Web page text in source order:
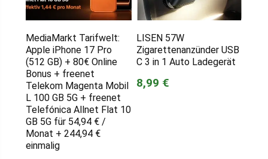
MediaMarkt Tarifwelt:
Apple iPhone 17 Pro
(512 GB) + 80€ Online
Bonus + freenet
Telekom Magenta Mobil
L 100 GB 5G + freenet
Telefónica Allnet Flat 10
GB 5G für 54,94 € /
Monat + 244,94 €
einmalig
LISEN 57W
Zigarettenanzünder USB
C 3 in 1 Auto Ladegerät
8,99 €